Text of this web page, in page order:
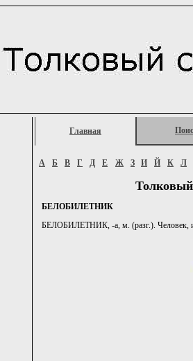
Главная
А Б В Г Д Е Ж З И Й К Л
БЕЛОБИЛЕТНИК
БЕЛОБИЛЕТНИК, -а, м. (разг.). Человек,